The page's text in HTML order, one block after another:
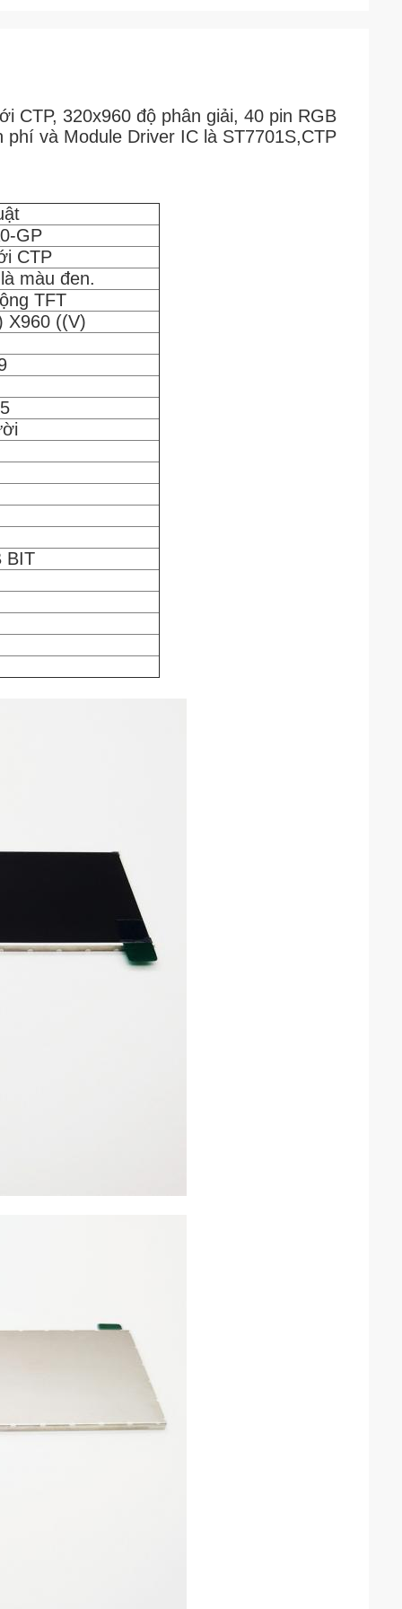
CTP, 320x960 độ phân giải, 40 pin RGB
và Module Driver IC là ST7701S,CTP
GP
CTP
màu đen.
TFT
X960 ((V)
BIT